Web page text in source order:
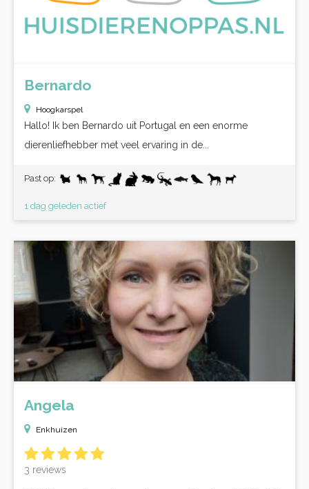
Bernardo
Hoogkarspel
Hallo! Ik ben Bernardo uit Portugal en een enorme
dierenliefhebber met veel ervaring in de...
Past op:
1 dag geleden actief
Angela
Enkhuizen
3 reviews